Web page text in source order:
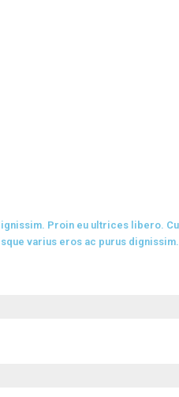
Proin eu ultrices libero.
varius eros ac purus dignissim.